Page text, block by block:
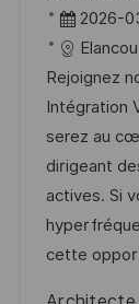
a
c
b
c
a
c
i
ó
n
F
e
c
h
a
d
e
p
u
2026-
Rejoignez
Intégration
serez au
dirigeant
actives. Si
cette